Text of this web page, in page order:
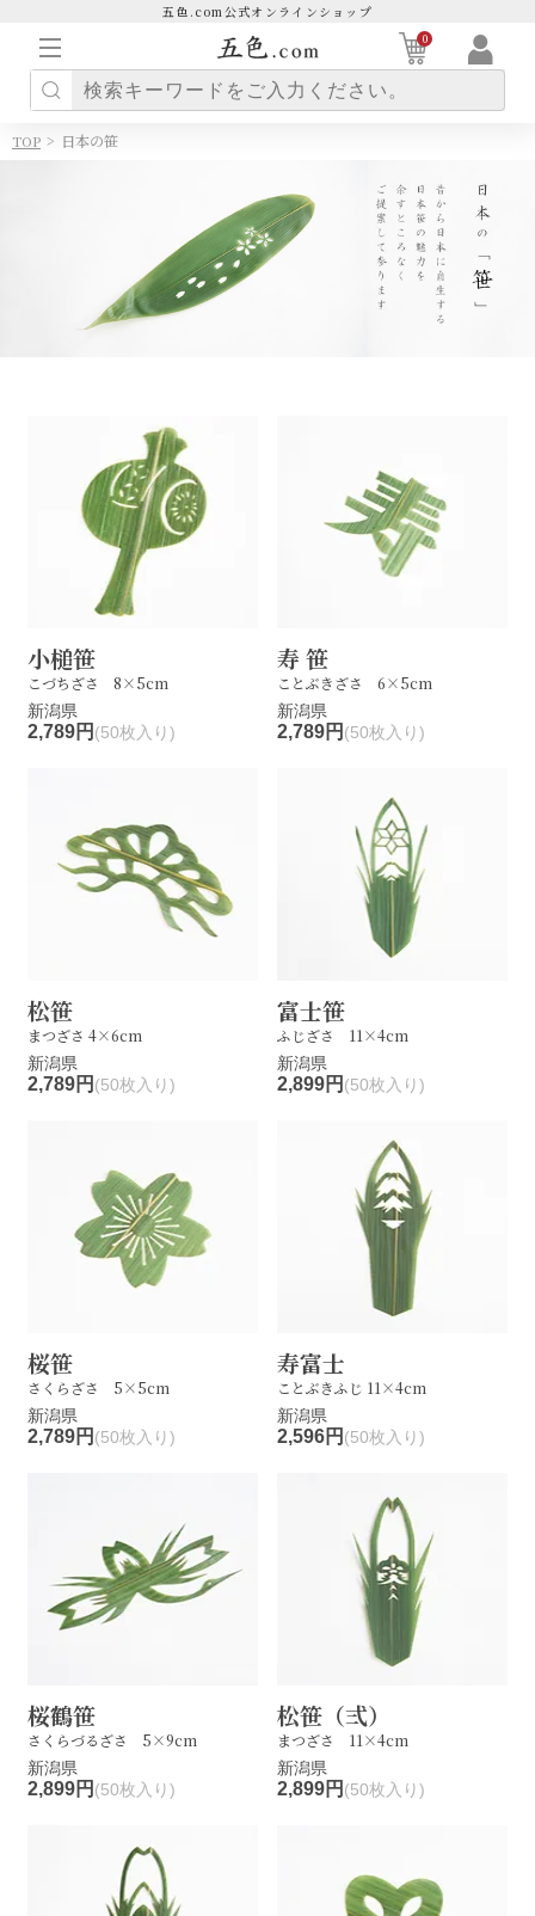
五色.com公式オンラインショップ
0
TOP > 日本の笹
小槌笹
こづちざさ 8×5cm
新潟県
2,789円 (50枚入り)
寿 笹
ことぶきざさ 6×5cm
新潟県
2,789円 (50枚入り)
松笹
まつざさ 4×6cm
新潟県
2,789円 (50枚入り)
富士笹
ふじざさ 11×4cm
新潟県
2,899円 (50枚入り)
桜笹
さくらざさ 5×5cm
新潟県
2,789円 (50枚入り)
寿富士
ことぶきふじ 11×4cm
新潟県
2,596円 (50枚入り)
桜鶴笹
さくらづるざさ 5×9cm
新潟県
2,899円 (50枚入り)
松笹（弍）
まつざさ 11×4cm
新潟県
2,899円 (50枚入り)